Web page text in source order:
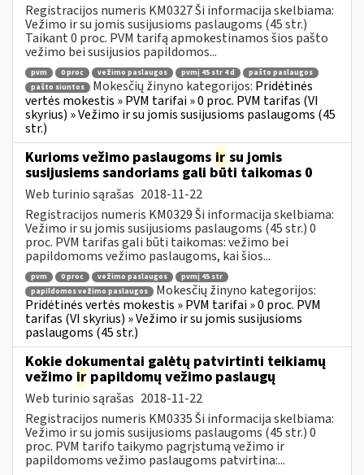
Registracijos numeris KM0327 Ši informacija skelbiama:
Vežimo ir su jomis susijusioms paslaugoms (45 str.)
Taikant 0 proc. PVM tarifą apmokestinamos šios pašto
vežimo bei susijusios papildomos...
pvm 0 proc vežimo paslaugos pvmį 45 str 4 d
pašto paslaugos
pašto siuntos
Mokesčių žinyno kategorijos: Pridėtinės
vertės mokestis » PVM tarifai » 0 proc. PVM tarifas (VI
skyrius) » Vežimo ir su jomis susijusioms paslaugoms (45
str.)
Kurioms vežimo paslaugoms ir su jomis
susijusiems sandoriams gali būti taikomas 0
Web turinio sąrašas 2018-11-22
Registracijos numeris KM0329 Ši informacija skelbiama:
Vežimo ir su jomis susijusioms paslaugoms (45 str.) 0
proc. PVM tarifas gali būti taikomas: vežimo bei
papildomoms vežimo paslaugoms, kai šios...
pvm 0 proc vežimo paslaugos
pvmį 45 str
papildomos vežimo paslaugos
Mokesčių žinyno kategorijos:
Pridėtinės vertės mokestis » PVM tarifai » 0 proc. PVM
tarifas (VI skyrius) » Vežimo ir su jomis susijusioms
paslaugoms (45 str.)
Kokie dokumentai galėtų patvirtinti teikiamų
vežimo ir papildomų vežimo paslaugų
Web turinio sąrašas 2018-11-22
Registracijos numeris KM0335 Ši informacija skelbiama:
Vežimo ir su jomis susijusioms paslaugoms (45 str.) 0
proc. PVM tarifo taikymo pagrįstumą vežimo ir
papildomoms vežimo paslaugoms patvirtina:...